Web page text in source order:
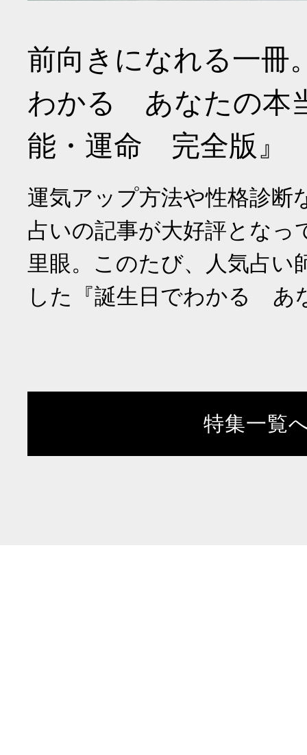
前向きになれる一冊
わかる あなたの本
能・運命 完全版』
運気アップ方法や性格診断
占いの記事が大好評となっ
里眼。このたび、人気占い
した『誕生日でわかる あ
特集一覧